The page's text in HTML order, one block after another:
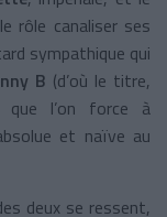
rôle canaliser ses
sympathique qui
B (d’où le titre,
que l’on force à
et naïve au
deux se ressent,